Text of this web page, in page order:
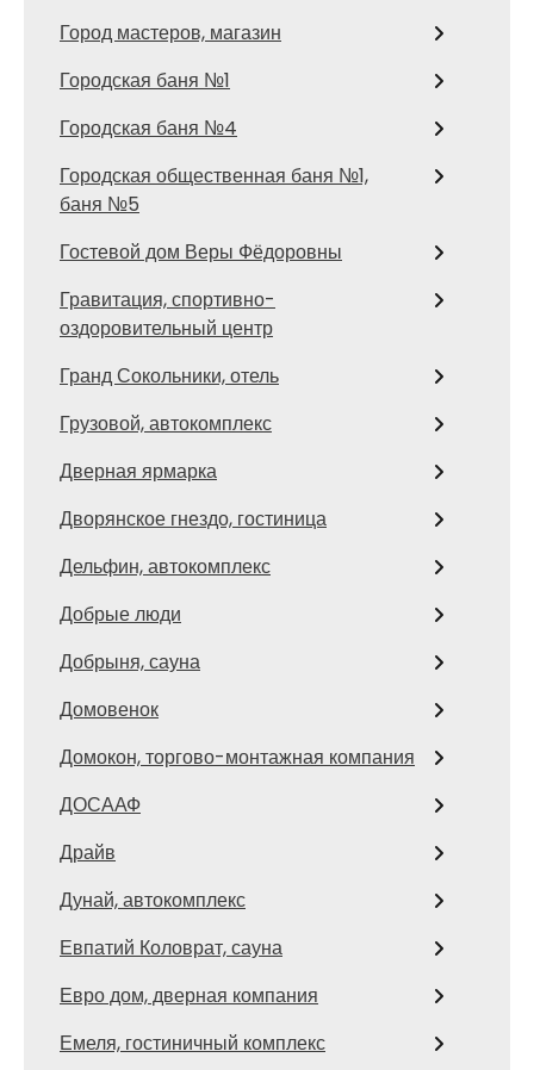
Город мастеров, магазин
Городская баня №1
Городская баня №4
Городская общественная баня №1,
баня №5
Гостевой дом Веры Фёдоровны
Гравитация, спортивно-
оздоровительный центр
Гранд Сокольники, отель
Грузовой, автокомплекс
Дверная ярмарка
Дворянское гнездо, гостиница
Дельфин, автокомплекс
Добрые люди
Добрыня, сауна
Домовенок
Домокон, торгово-монтажная компания
ДОСААФ
Драйв
Дунай, автокомплекс
Евпатий Коловрат, сауна
Евро дом, дверная компания
Емеля, гостиничный комплекс